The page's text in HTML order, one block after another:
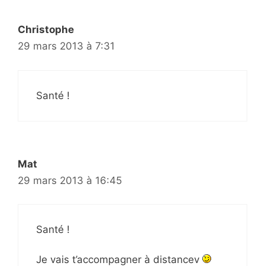
Christophe
29 mars 2013 à 7:31
Santé !
Mat
29 mars 2013 à 16:45
Santé !
Je vais t’accompagner à distancev